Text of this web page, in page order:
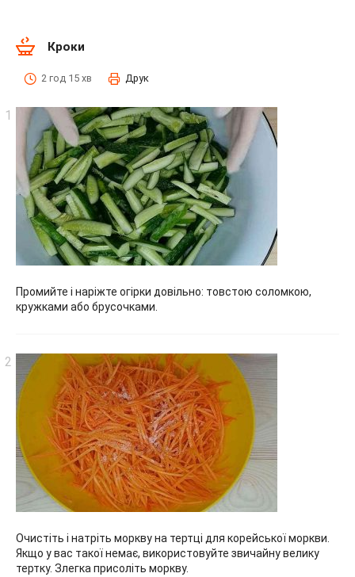
Кроки
2 год 15 хв Друк
Промийте і наріжте огірки довільно: товстою соломкою,
кружками або брусочками.
Очистіть і натріть моркву на тертці для корейської моркви.
Якщо у вас такої немає, використовуйте звичайну велику
тертку. Злегка присоліть моркву.